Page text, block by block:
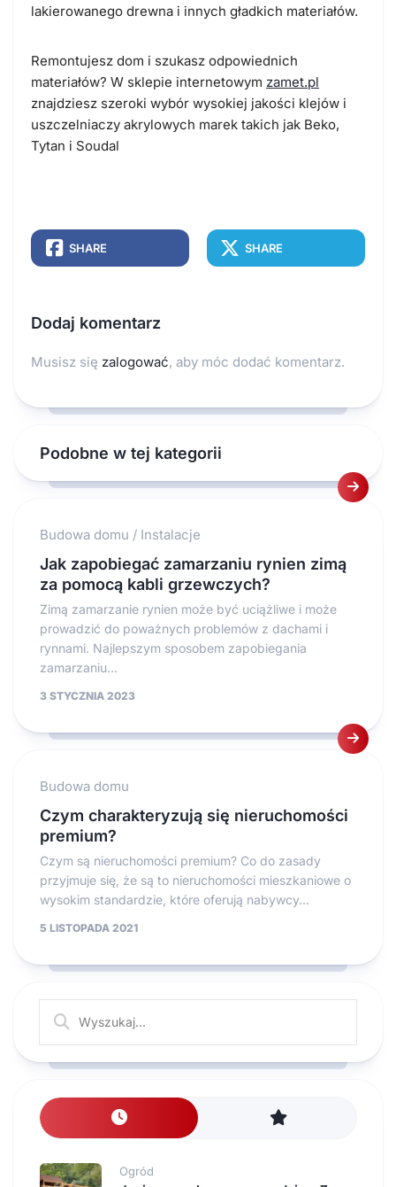
lakierowanego drewna i innych gładkich materiałów.
Remontujesz dom i szukasz odpowiednich
materiałów? W sklepie internetowym zamet.pl
znajdziesz szeroki wybór wysokiej jakości klejów i
uszczelniaczy akrylowych marek takich jak Beko,
Tytan i Soudal
SHARE SHARE
Dodaj komentarz
Musisz się zalogować, aby móc dodać komentarz.
Podobne w tej kategorii
Budowa domu / Instalacje
Jak zapobiegać zamarzaniu rynien zimą
za pomocą kabli grzewczych?
Zimą zamarzanie rynien może być uciążliwe i może
prowadzić do poważnych problemów z dachami i
rynnami. Najlepszym sposobem zapobiegania
zamarzaniu...
3 STYCZNIA 2023
Budowa domu
Czym charakteryzują się nieruchomości
premium?
Czym są nieruchomości premium? Co do zasady
przyjmuje się, że są to nieruchomości mieszkaniowe o
wysokim standardzie, które oferują nabywcy...
5 LISTOPADA 2021
Ogród